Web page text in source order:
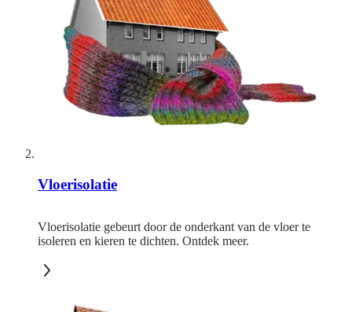
Vloerisolatie
Vloerisolatie gebeurt door de onderkant van de vloer te
isoleren en kieren te dichten. Ontdek meer.